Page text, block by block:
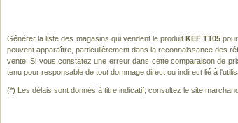
Générer la liste des magasins qui vendent le produitKEF T105
peuvent apparaître, particulièrement dans la reconnaissance des
vente. Si vous constatez une erreur dans cette comparaison de
tenu pour responsable de tout dommage direct ou indirect lié à
(*) Les délais sont donnés à titre indicatif, consultez le site